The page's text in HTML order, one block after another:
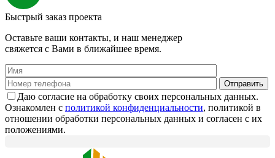
Быстрый заказ проекта
Оставьте ваши контакты, и наш менеджер
свяжется с Вами в ближайшее время.
Даю согласие на обработку своих персональных данных.
Ознакомлен с политикой конфиденциальности, политикой в
отношении обработки персональных данных и согласен с их
положениями.